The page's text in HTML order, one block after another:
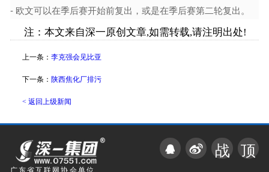
- 欧文可以在季后赛开始前复出，或是在季后赛第二轮复出。
注：本文来自深一原创文章,如需转载,请注明出处!
上一条： 李克强会见比亚
下一条： 陕西焦化厂排污
< 返回上级新闻
战 顶